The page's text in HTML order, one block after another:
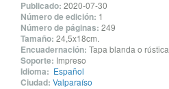
Publicado: 2020-07-30
Número de edición: 1
Número de páginas: 249
Tamaño: 24,5x18cm.
Encuadernación: Tapa blanda o rústica
Soporte: Impreso
Idioma: Español
Ciudad: Valparaíso